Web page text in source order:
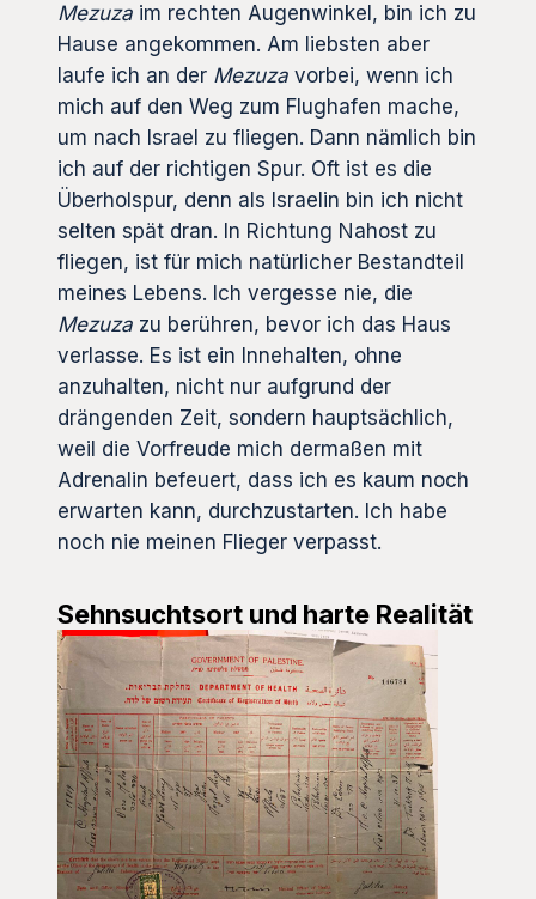
Mezuza im rechten Augenwinkel, bin ich zu
Hause angekommen. Am liebsten aber
laufe ich an der Mezuza vorbei, wenn ich
mich auf den Weg zum Flughafen mache,
um nach Israel zu fliegen. Dann nämlich bin
ich auf der richtigen Spur. Oft ist es die
Überholspur, denn als Israelin bin ich nicht
selten spät dran. In Richtung Nahost zu
fliegen, ist für mich natürlicher Bestandteil
meines Lebens. Ich vergesse nie, die
Mezuza zu berühren, bevor ich das Haus
verlasse. Es ist ein Innehalten, ohne
anzuhalten, nicht nur aufgrund der
drängenden Zeit, sondern hauptsächlich,
weil die Vorfreude mich dermaßen mit
Adrenalin befeuert, dass ich es kaum noch
erwarten kann, durchzustarten. Ich habe
noch nie meinen Flieger verpasst.
Sehnsuchtsort und harte Realität